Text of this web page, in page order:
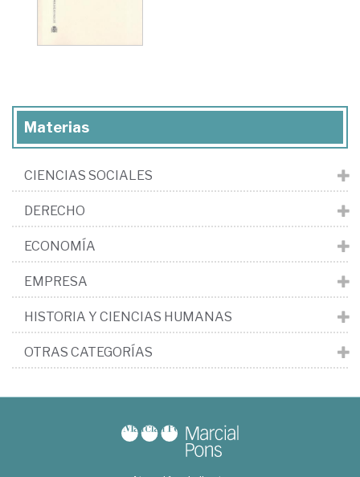
Materias
CIENCIAS SOCIALES
DERECHO
ECONOMÍA
EMPRESA
HISTORIA Y CIENCIAS HUMANAS
OTRAS CATEGORÍAS